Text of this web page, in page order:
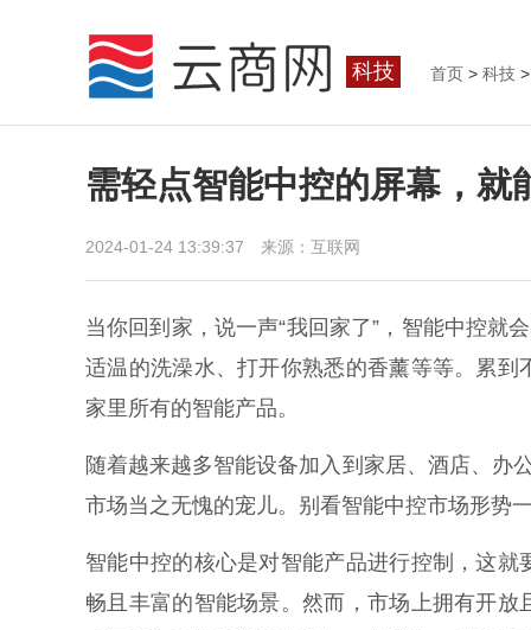
科技 首页 > 科技
需轻点智能中控的屏幕，就
2024-01-24 13:39:37 来源：互联网
当你回到家，说一声“我回家了”，智能中控就
适温的洗澡水、打开你熟悉的香薰等等。累
家里所有的智能产品。
随着越来越多智能设备加入到家居、酒店、办
市场当之无愧的宠儿。别看智能中控市场形势
智能中控的核心是对智能产品进行控制，这
畅且丰富的智能场景。然而，市场上拥有开